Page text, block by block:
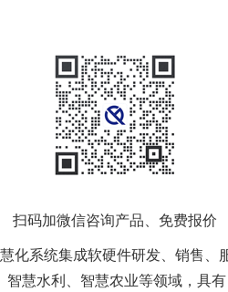
扫码加微信咨询产品、免费报价
化系统集成软硬件研发、销售、
慧水利、智慧农业等领域，具